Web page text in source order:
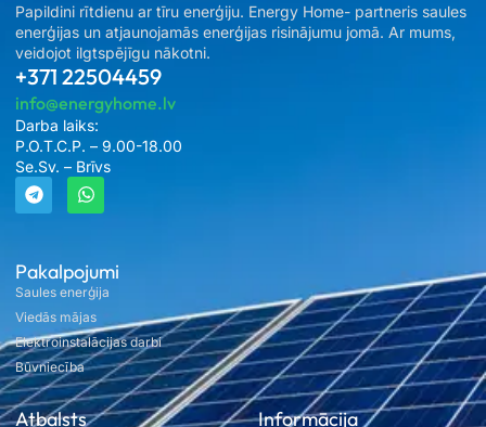
Pakalpojumi
Saules enerģija
Viedās mājas
Elektroinstalācijas darbi
Būvniecība
Atbalsts Informācija
Papildini rītdienu ar tīru enerģiju. Energy Home- partneris saules
enerģijas un atjaunojamās enerģijas risinājumu jomā. Ar mums,
veidojot ilgtspējīgu nākotni.
+371 22504459
info@energyhome.lv
Darba laiks:
P.O.T.C.P. – 9.00-18.00
Se.Sv. – Brīvs